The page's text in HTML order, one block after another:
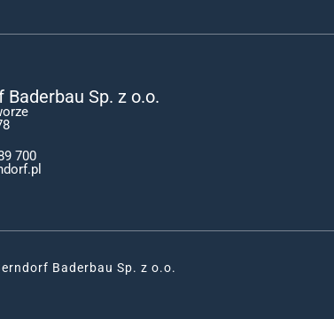
Baderbau Sp. z o.o.
700
Baderbau Sp. z o.o.